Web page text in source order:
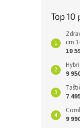
Top 10
cm
10
9
7
9